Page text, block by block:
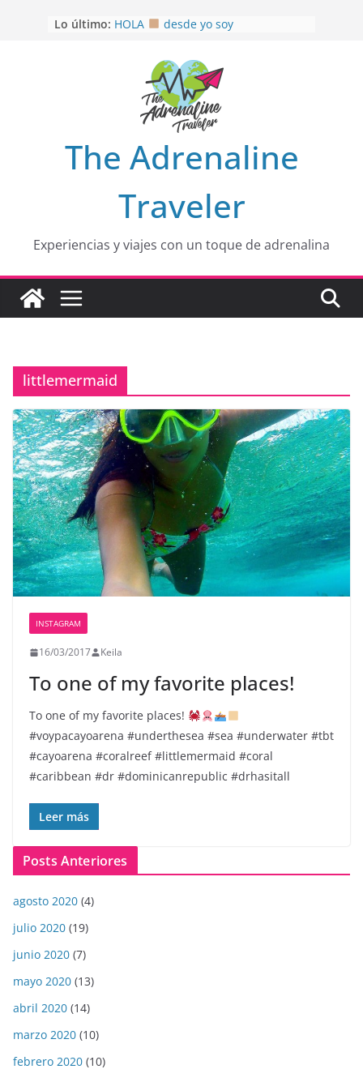
Lo último: HOLA
desde yo soy
EL SENDERO DEL CACAO: Excelente
opción
HOSPEDAJE AL NATURALSHH !!
OTRA PERSPECTIVA de RÍO EL
MULITO!
The Adrenaline
Traveler
Experiencias y viajes con un toque de adrenalina
littlemermaid
INSTAGRAM
16/03/2017 Keila
To one of my favorite places!
To one of my favorite places!
#voypacayoarena #underthesea #sea #underwater #tbt
#cayoarena #coralreef #littlemermaid #coral
#caribbean #dr #dominicanrepublic #drhasitall
Leer más
Posts Anteriores
agosto 2020 (4)
julio 2020 (19)
junio 2020 (7)
mayo 2020 (13)
abril 2020 (14)
marzo 2020 (10)
febrero 2020 (10)